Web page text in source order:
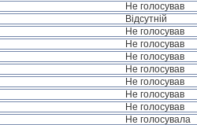
Не голосував
Відсутній
Не голосував
Не голосував
Не голосував
Не голосував
Не голосував
Не голосував
Не голосував
Не голосувала